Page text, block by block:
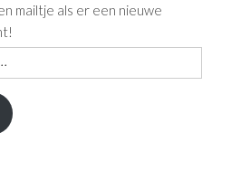
mailtje als er een nieuwe